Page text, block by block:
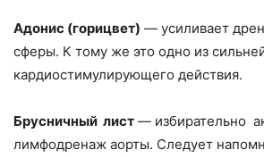
Адонис (горицвет) — усиливает
сферы. К тому же это одно из
кардио­стимулирующего действия.
Брусничный лист — избирательно
лимфодренаж аорты. Следует